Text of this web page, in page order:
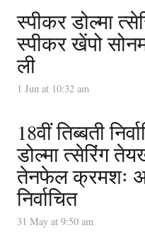
स्पीकर डोल्मा
स्पीकर खेंपो
ली
1 Jun at 10:32 am
18वीं तिब्बती
डोल्मा त्सेरिंग
तेनफेल क्रमशः
निर्वाचित
31 May at 9:50 am